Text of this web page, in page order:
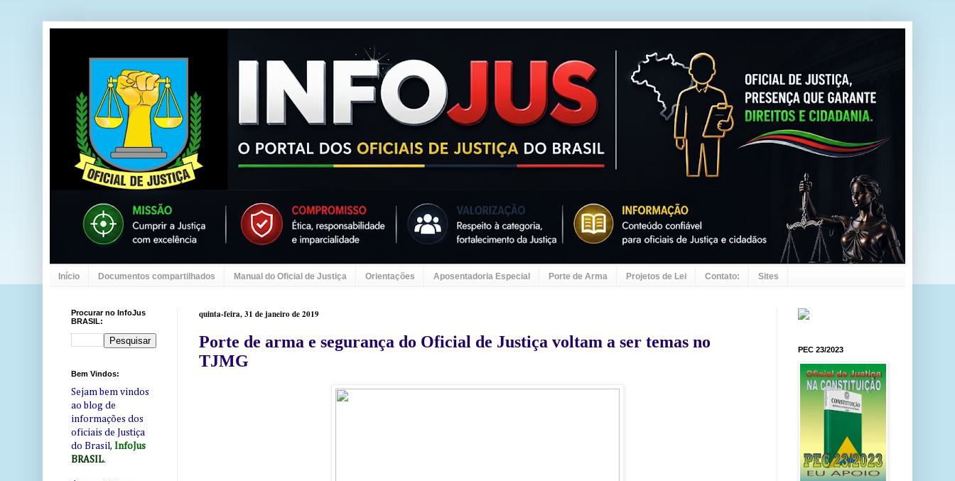
Início Documentos compartilhados Manual do Oficial de Justiça Orientações Aposentadoria Especial Porte de Arma Projetos de Lei Contato: Sites
quinta-feira, 31 de janeiro de 2019
Porte de arma e segurança do Oficial de Justiça voltam a ser temas no
TJMG
Procurar no InfoJus
BRASIL:
Bem Vindos:
Sejam bem vindos
ao blog de
informações dos
oficiais de Justiça
do Brasil, InfoJus
BRASIL.
PEC 23/2023